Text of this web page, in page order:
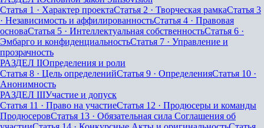
Статья 1 · Характер проектаСтатья 2 · Творческая рамкаСтатья 3
· Независимость и аффилированностьСтатья 4 · Правовая
основаСтатья 5 · Интеллектуальная собственностьСтатья 6 ·
Эмбарго и конфиденциальностьСтатья 7 · Управление и
прозрачность
РАЗДЕЛ IIОпределения и роли
Статья 8 · Цель определенийСтатья 9 · ОпределенияСтатья 10 ·
Анонимность
РАЗДЕЛ IIIУчастие и допуск
Статья 11 · Право на участиеСтатья 12 · Продюсеры и команды
ПродюсеровСтатья 13 · Обязательная сила Соглашения об